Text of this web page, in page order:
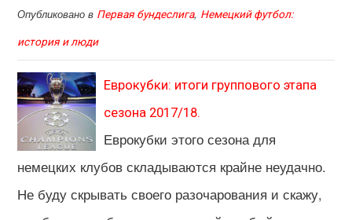
Опубликовано в Первая бундеслига, Немецкий футбол:
история и люди
Еврокубки: итоги группового этапа
сезона 2017/18.
Еврокубки этого сезона для
немецких клубов складываются крайне неудачно.
Не буду скрывать своего разочарования и скажу,